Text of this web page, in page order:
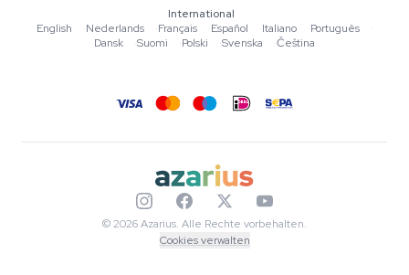
Redaktionelle Standards
Tools & Rechner
International
English
·Nederlands ·Français ·Español ·Italiano ·Português
·
Dansk
·Suomi ·Polski ·Svenska ·Čeština
© 2026 Azarius. Alle Rechte vorbehalten.
Cookies verwalten